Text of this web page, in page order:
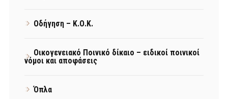
Οδήγηση – Κ.Ο.Κ.
Οικογενειακό Ποινικό δίκαιο – ειδικοί ποινικοί
νόμοι και αποφάσεις
Όπλα